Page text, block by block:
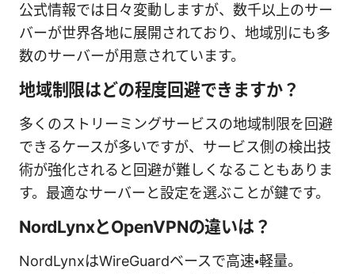
公式情報では日々変動しますが、数千以上のサー
バーが世界各地に展開されており、地域別にも多
数のサーバーが用意されています。
地域制限はどの程度回避できますか？
多くのストリーミングサービスの地域制限を回避
できるケースが多いですが、サービス側の検出技
術が強化されると回避が難しくなることもありま
す。最適なサーバーと設定を選ぶことが鍵です。
NordLynxとOpenVPNの違いは？
NordLynxはWireGuardベースで高速・軽量。